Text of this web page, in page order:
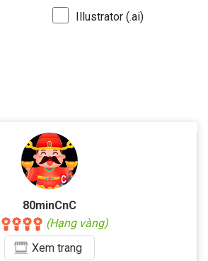
Illustrator (.ai)
80minCnC
(Hạng vàng)
Xemtrang